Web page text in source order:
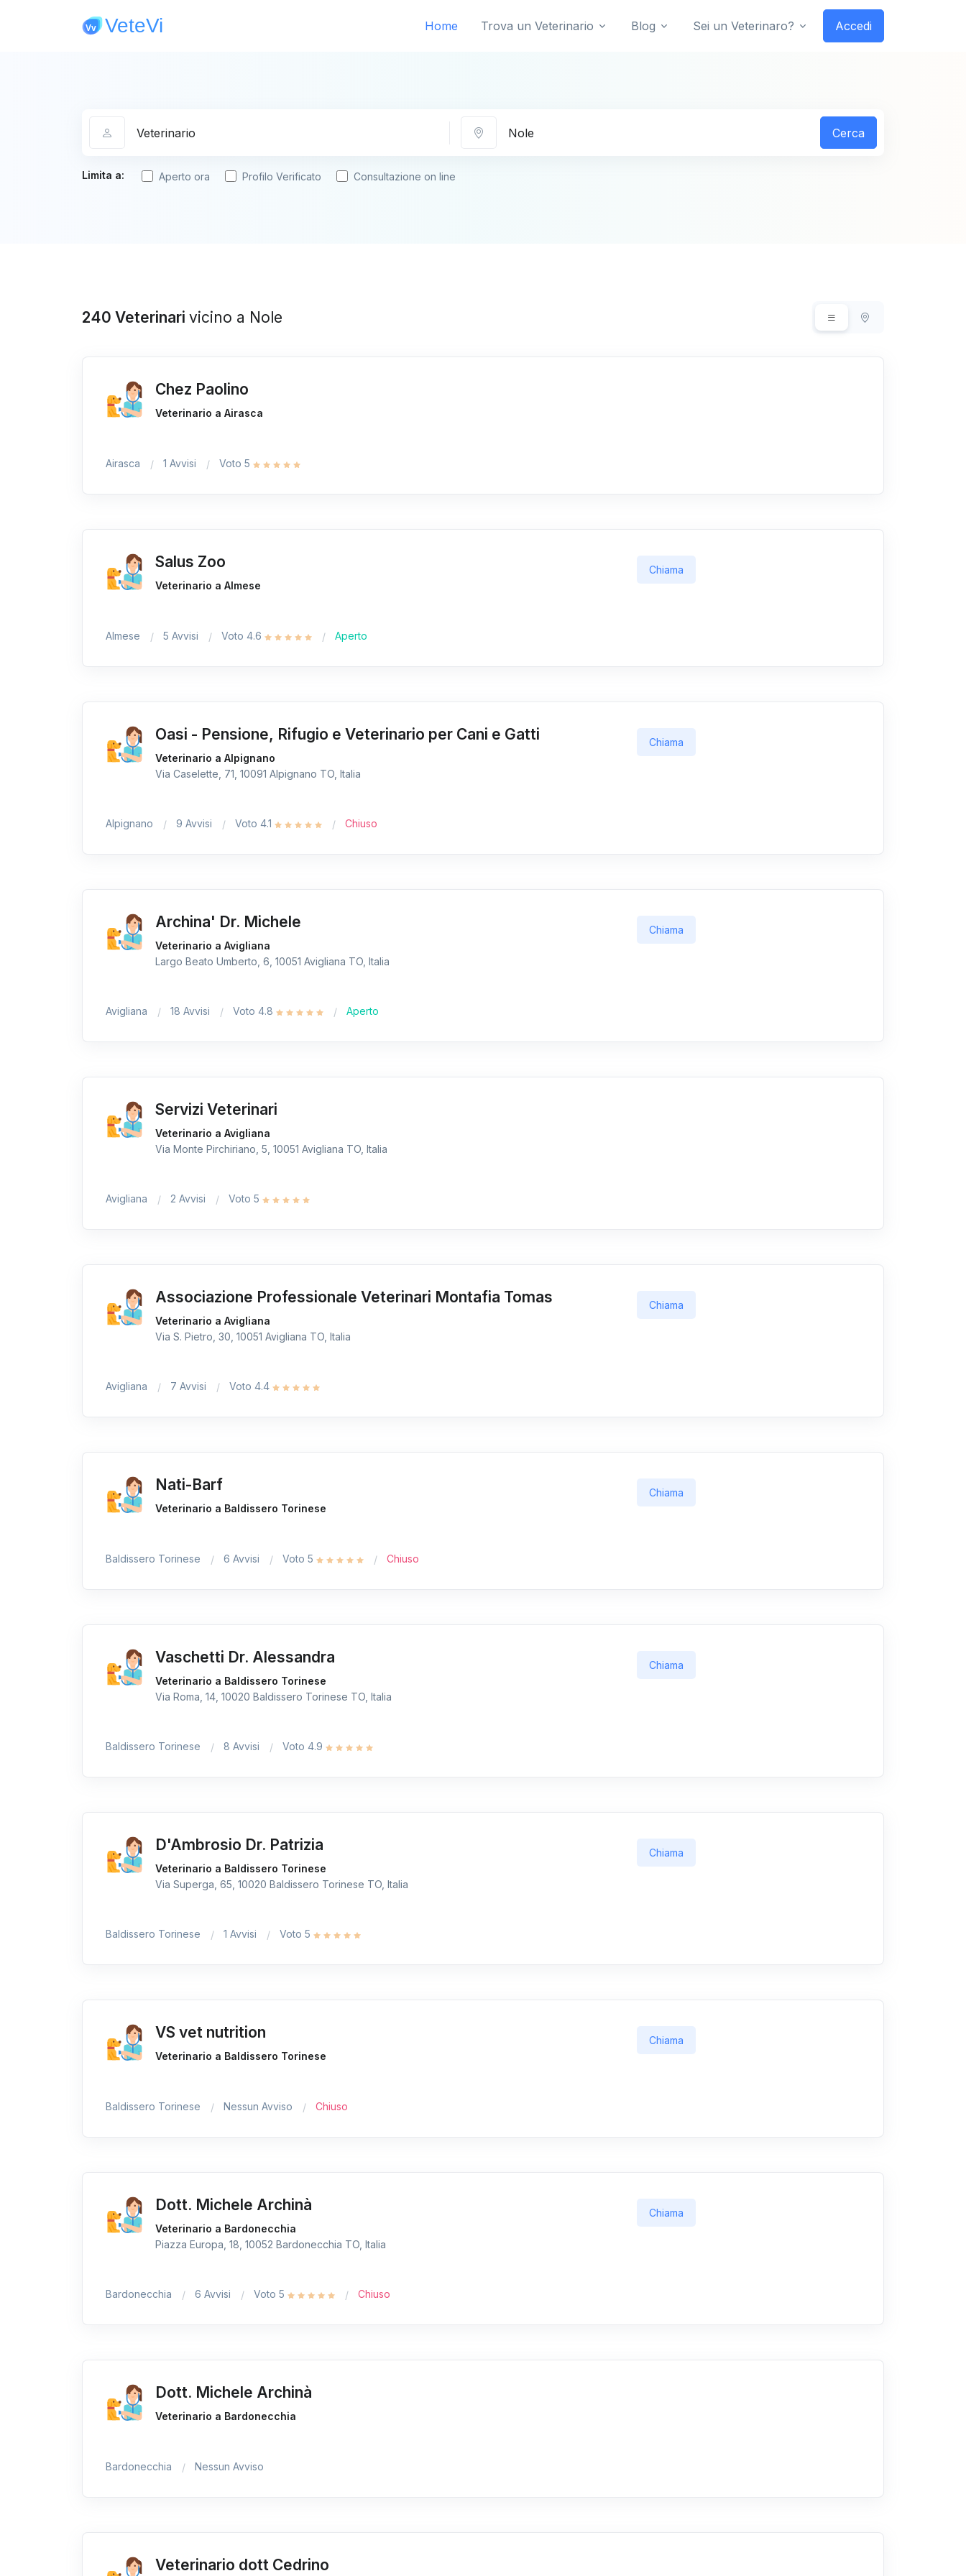
Home Trova un Veterinario Blog Sei un Veterinaro? Accedi
Cerca
Limita a: Aperto ora Profilo Verificato Consultazione on line
240 Veterinari vicino a Nole
Chez Paolino
Veterinario a Airasca
Airasca 1 Avvisi Voto 5
Salus Zoo
Veterinario a Almese
Chiama
Almese 5 Avvisi Voto 4.6 Aperto
Oasi - Pensione, Rifugio e Veterinario per Cani e Gatti
Veterinario a Alpignano
Via Caselette, 71, 10091 Alpignano TO, Italia
Chiama
Alpignano 9 Avvisi Voto 4.1 Chiuso
Archina' Dr. Michele
Veterinario a Avigliana
Largo Beato Umberto, 6, 10051 Avigliana TO, Italia
Chiama
Avigliana 18 Avvisi Voto 4.8 Aperto
Servizi Veterinari
Veterinario a Avigliana
Via Monte Pirchiriano, 5, 10051 Avigliana TO, Italia
Avigliana 2 Avvisi Voto 5
Associazione Professionale Veterinari Montafia Tomas
Veterinario a Avigliana
Via S. Pietro, 30, 10051 Avigliana TO, Italia
Chiama
Avigliana 7 Avvisi Voto 4.4
Nati-Barf
Veterinario a Baldissero Torinese
Chiama
Baldissero Torinese 6 Avvisi Voto 5 Chiuso
Vaschetti Dr. Alessandra
Veterinario a Baldissero Torinese
Via Roma, 14, 10020 Baldissero Torinese TO, Italia
Chiama
Baldissero Torinese 8 Avvisi Voto 4.9
D'Ambrosio Dr. Patrizia
Veterinario a Baldissero Torinese
Via Superga, 65, 10020 Baldissero Torinese TO, Italia
Chiama
Baldissero Torinese 1 Avvisi Voto 5
VS vet nutrition
Veterinario a Baldissero Torinese
Chiama
Baldissero Torinese Nessun Avviso Chiuso
Dott. Michele Archinà
Veterinario a Bardonecchia
Piazza Europa, 18, 10052 Bardonecchia TO, Italia
Chiama
Bardonecchia 6 Avvisi Voto 5 Chiuso
Dott. Michele Archinà
Veterinario a Bardonecchia
Bardonecchia Nessun Avviso
Veterinario dott Cedrino